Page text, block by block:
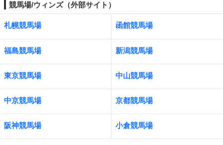
競馬場/ウィンズ（外部サイト）
札幌競馬場 函館競馬場
福島競馬場 新潟競馬場
東京競馬場 中山競馬場
中京競馬場 京都競馬場
阪神競馬場 小倉競馬場